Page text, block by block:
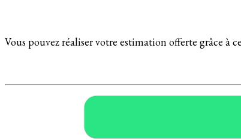
Vous pouvez réaliser votre estimation offerte grâce à